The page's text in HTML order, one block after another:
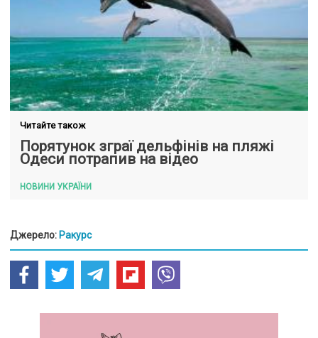
Читайте також
Порятунок зграї дельфінів на пляжі
Одеси потрапив на відео
НОВИНИ УКРАЇНИ
Джерело: Ракурс